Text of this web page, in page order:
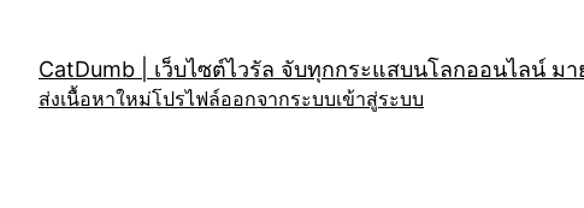
content
CatDumb | เว็บไซต์ไวรัล จับทุกกระแสบนโลกออนไลน์ ม
ส่งเนื้อหาใหม่โปรไฟล์ออกจากระบบเข้าสู่ระบบ